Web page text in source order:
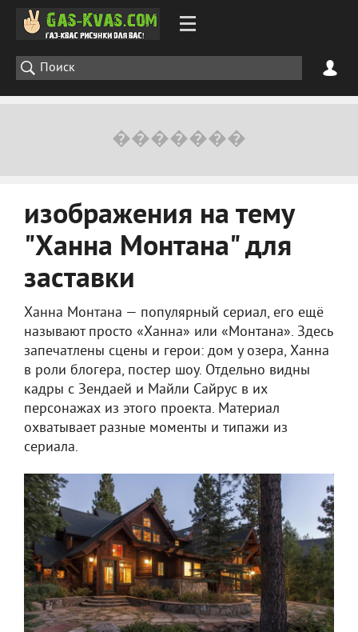
изображения на тему
"Ханна Монтана" для
заставки
Ханна Монтана — популярный сериал, его ещё
называют просто «Ханна» или «Монтана». Здесь
запечатлены сцены и герои: дом у озера, Ханна
в роли блогера, постер шоу. Отдельно видны
кадры с Зендаей и Майли Сайрус в их
персонажах из этого проекта. Материал
охватывает разные моменты и типажи из
сериала.